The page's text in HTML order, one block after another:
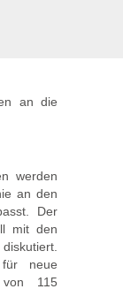
an die
werden
an den
Der
mit den
neue
von 115